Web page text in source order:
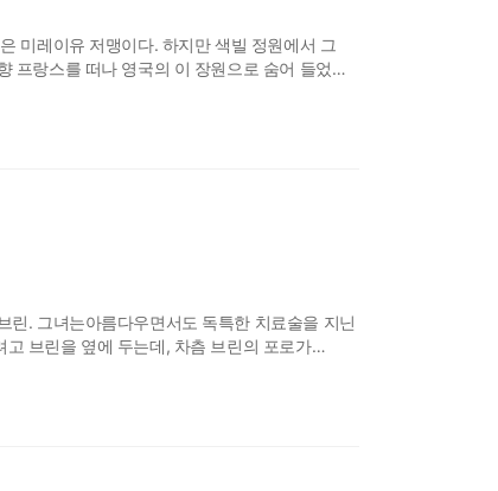
미레이유 저맹이다. 하지만 색빌 정원에서 그
프랑스를 떠나 영국의 이 장원으로 숨어 들었다.
날, 색빌 경의 사냥파티에서 우연히 만난
해 모든 것을
린. 그녀는아름다우면서도 독특한 치료술을 지닌
브린을 옆에 두는데, 차츰 브린의 포로가